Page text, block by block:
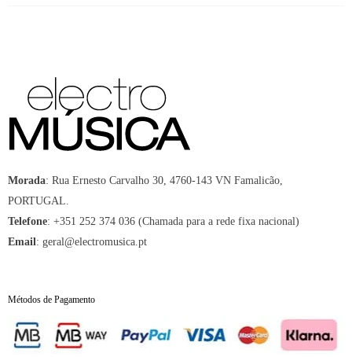
Morada: Rua Ernesto Carvalho 30, 4760-143 VN Famalicão,
PORTUGAL.
Telefone: +351 252 374 036 (Chamada para a rede fixa nacional)
Email: geral@electromusica.pt
Métodos de Pagamento